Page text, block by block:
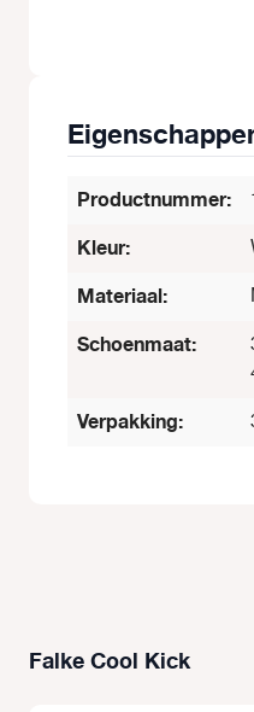
Productnummer:
Kleur:
Materiaal:
Schoenmaat:
Verpakking:
Productgalerij overslaan
Falke Cool Kick